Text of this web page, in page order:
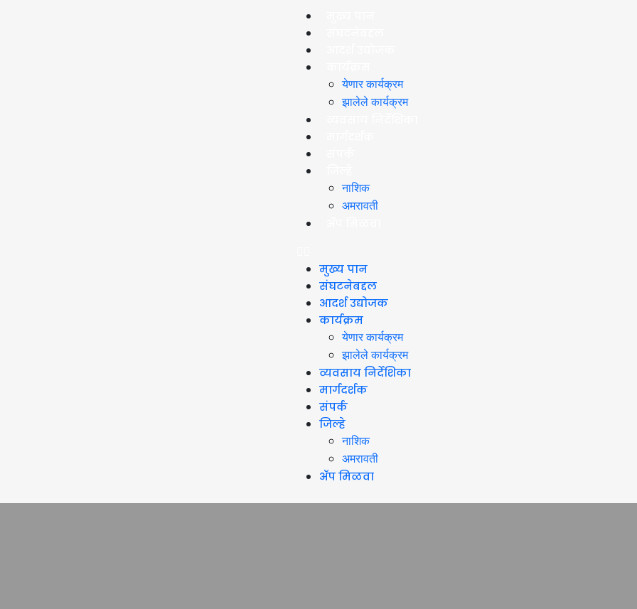
येणार कार्यक्रम
झालेले कार्यक्रम
नाशिक
अमरावती
मुख्य पान
संघटनेबद्दल
आदर्श उद्योजक
कार्यक्रम
येणार कार्यक्रम
झालेले कार्यक्रम
व्यवसाय निर्देशिका
मार्गदर्शक
संपर्क
जिल्हे
नाशिक
अमरावती
ॲप मिळवा